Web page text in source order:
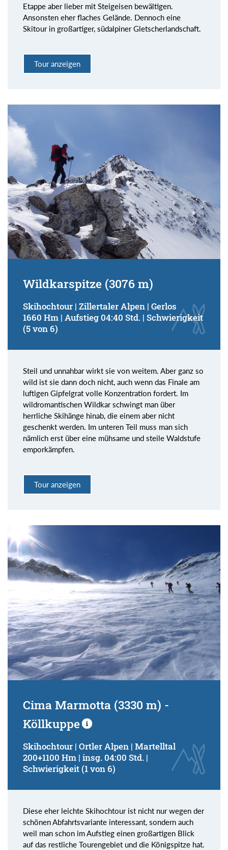
Etappe aber lieber mit Steigeisen bewältigen.
Ansonsten eher flaches Gelände. Dennoch eine
Skitour in großartiger, südalpiner Gletscherlandschaft.
Tour anzeigen
Wildkarspitze (3076 m)
Skihochtour | Zillertaler Alpen | Gerlos
1660 Hm | Aufstieg 04:40 Std. | Schwierigkeit
(5 von 6)
Steil und unnahbar wirkt sie von weitem. Aber ganz so
wild ist sie dann doch nicht, auch wenn das Finale am
luftigen Gipfelgrat volle Konzentration fordert. Im
wildromantischen Wildkar schwingt man über
herrliche Skihänge hinab, die einem aber nicht
geschenkt werden. Im unteren Teil muss man sich
nämlich erst über eine mühsame und steile Waldstufe
emporkämpfen.
Tour anzeigen
Cima Marmotta (3330 m) -
Köllkuppe
Skihochtour | Ortler Alpen | Martelltal
200+1100 Hm | insg. 04:00 Std. |
Schwierigkeit (1 von 6)
Diese eher leichte Skihochtour ist nicht nur wegen der
schönen Abfahrtsvariante interessant, sondern auch
weil man schon im Aufstieg einen großartigen Blick
auf das restliche Tourengebiet und die Königspitze hat.